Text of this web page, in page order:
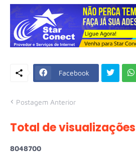
Facebook
Postagem Anterior
Total de
8048700